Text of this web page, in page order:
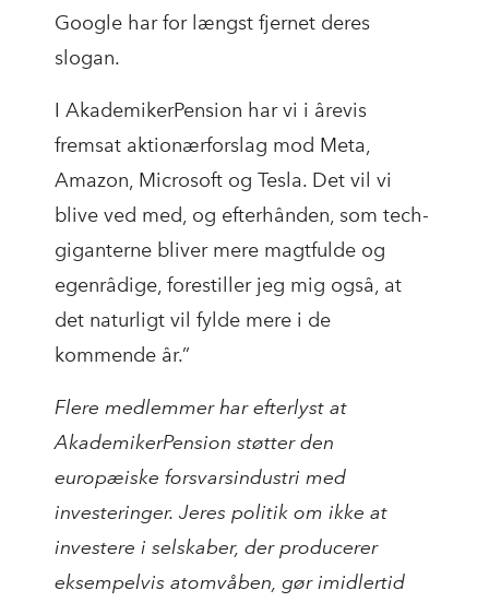
Google har for længst fjernet deres
slogan.
I AkademikerPension har vi i årevis
fremsat aktionærforslag mod Meta,
Amazon, Microsoft og Tesla. Det vil vi
blive ved med, og efterhånden, som tech-
giganterne bliver mere magtfulde og
egenrådige, forestiller jeg mig også, at
det naturligt vil fylde mere i de
kommende år.”
Flere medlemmer har efterlyst at
AkademikerPension støtter den
europæiske forsvarsindustri med
investeringer. Jeres politik om ikke at
investere i selskaber, der producerer
eksempelvis atomvåben, gør imidlertid